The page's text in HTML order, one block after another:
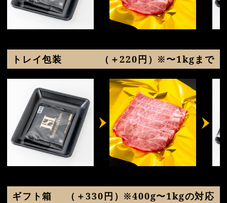
トレイ包装 （＋220円）※〜1kgまで
ギフト箱 （＋330円）※400g〜1kgの対応